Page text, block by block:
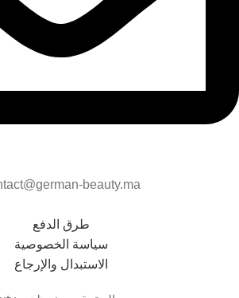
beauty.ma
طرق الدفع
سياسة الخصوصية
الاستبدال والإرجاع